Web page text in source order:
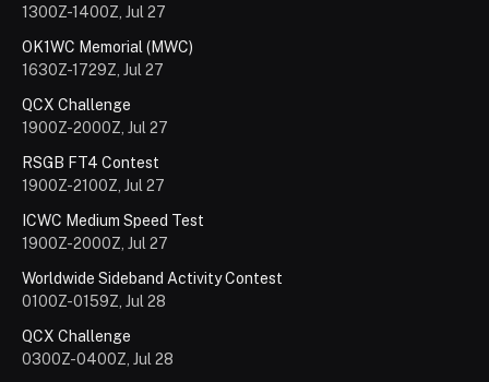
1300Z-1400Z, Jul 27
OK1WC Memorial (MWC)
1630Z-1729Z, Jul 27
QCX Challenge
1900Z-2000Z, Jul 27
RSGB FT4 Contest
1900Z-2100Z, Jul 27
ICWC Medium Speed Test
1900Z-2000Z, Jul 27
Worldwide Sideband Activity Contest
0100Z-0159Z, Jul 28
QCX Challenge
0300Z-0400Z, Jul 28